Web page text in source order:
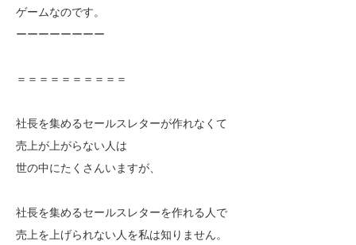
ゲームなのです。
ーーーーーーーー
＝＝＝＝＝＝＝＝＝＝
社長を集めるセールスレターが作れなくて
売上が上がらない人は
世の中にたくさんいますが、
社長を集めるセールスレターを作れる人で
売上を上げられない人を私は知りません。